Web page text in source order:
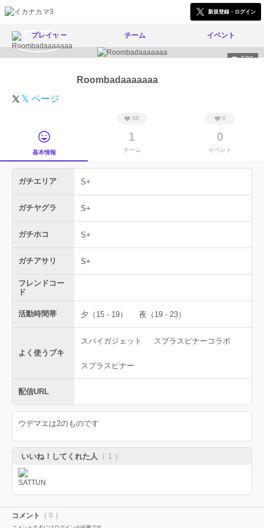
新規登録・ログイン
プレイヤー チーム イベント
526
Roombadaaaaaaa
𝕏 ページ
基本情報
38
1
チーム
0
0
イベント
ガチエリア S+
ガチヤグラ S+
ガチホコ S+
ガチアサリ S+
フレンドコー
ド
活動時間帯 夕（15 - 19） 夜（19 - 23）
よく使うブキ
スパイガジェット スプラスピナーコラボ
スプラスピナー
配信URL
ウデマエは2のものです
いいね！してくれた人 （ 1 ）
コメント （ 0 ）